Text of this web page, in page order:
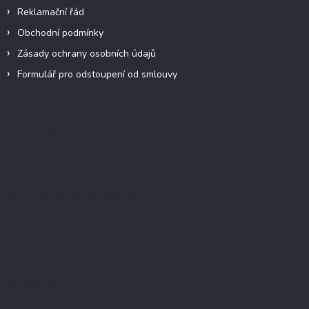
Reklamační řád
Obchodní podmínky
Zásady ochrany osobních údajů
Formulář pro odstoupení od smlouvy